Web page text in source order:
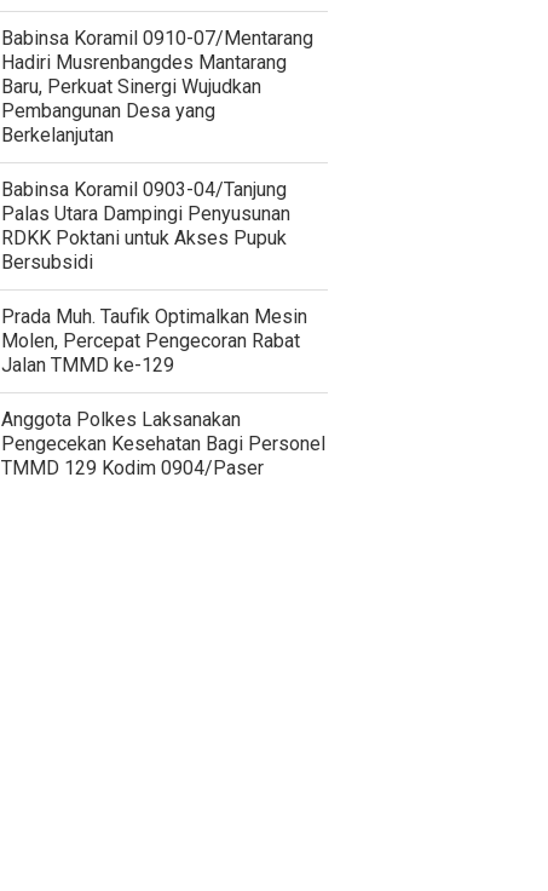
Babinsa Koramil 0910-07/Mentarang
Hadiri Musrenbangdes Mantarang
Baru, Perkuat Sinergi Wujudkan
Pembangunan Desa yang
Berkelanjutan
‎Babinsa Koramil 0903-04/Tanjung
Palas Utara Dampingi Penyusunan
RDKK Poktani untuk Akses Pupuk
Bersubsidi
Prada Muh. Taufik Optimalkan Mesin
Molen, Percepat Pengecoran Rabat
Jalan TMMD ke-129
Anggota Polkes Laksanakan
Pengecekan Kesehatan Bagi Personel
TMMD 129 Kodim 0904/Paser